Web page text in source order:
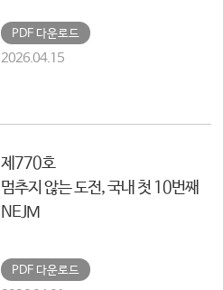
PDF 다운로드
2026.04.15
제770호
멈추지 않는 도전, 국내 첫 10번째
NEJM
PDF 다운로드